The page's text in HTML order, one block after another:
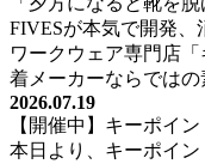
ー
シ
ョ
ン
FIVESが本気で開発、
ワークウェア専門店
着メーカーならではの
2026.07.19
【開催中】キーポイ
本日より、キーポイ